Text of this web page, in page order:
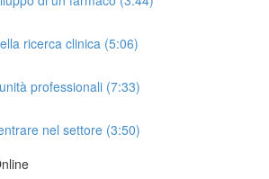
ricerca clinica (5:06)
professionali (7:33)
nel settore (3:50)